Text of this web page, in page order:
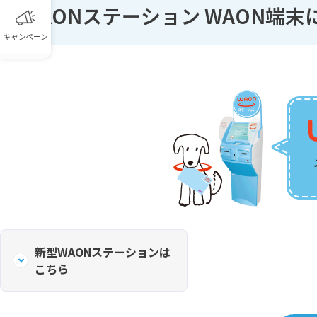
キャンペーン
WAONステーション WAON端末
新型WAONステーションは
こちら